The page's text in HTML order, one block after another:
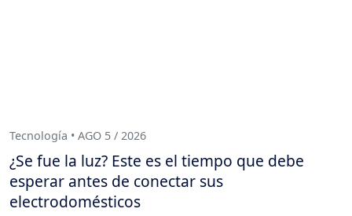
Tecnología • AGO 5 / 2026
¿Se fue la luz? Este es el tiempo que debe
esperar antes de conectar sus
electrodomésticos